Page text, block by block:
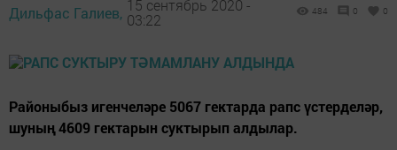
Дильфас Галиев, 15 сентябрь 2020 -
03:22
484 0 0
Районыбыз игенчеләре 5067 гектарда рапс үстерделәр,
шуның 4609 гектарын суктырып алдылар.